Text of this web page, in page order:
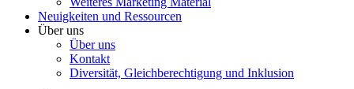
Neuigkeiten und Ressourcen
Über uns
Über uns
Kontakt
Diversität, Gleichberechtigung und Inklusion